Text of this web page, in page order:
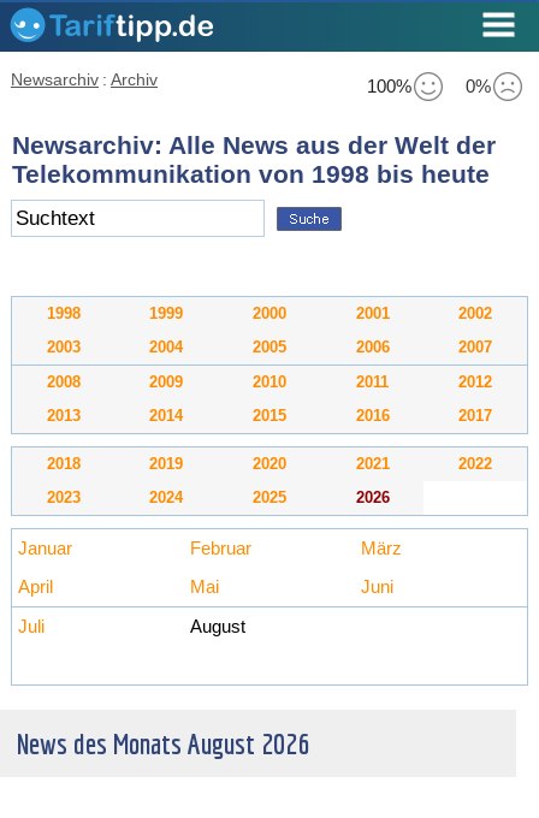
100% 0%
Newsarchiv : Archiv
Newsarchiv: Alle News aus der Welt der
Telekommunikation von 1998 bis heute
1998 1999 2000 2001
2002
2003
2004 2005 2006 2007
2008 2009 2010 2011
2012
2013
2014 2015 2016 2017
2018 2019 2020 2021
2022
2023
2024 2025 2026
Januar Februar
März
April
Mai
Juni
Juli
August
News des Monats August 2026